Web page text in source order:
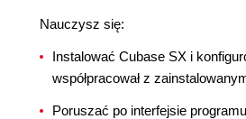
Nauczysz się:
Instalować Cubase SX i
współpracował z
Poruszać po interfejsie